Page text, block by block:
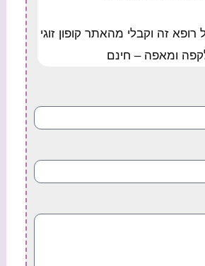
זה וקבלי מהאתר קופון זוגי
ומאפה – חינם